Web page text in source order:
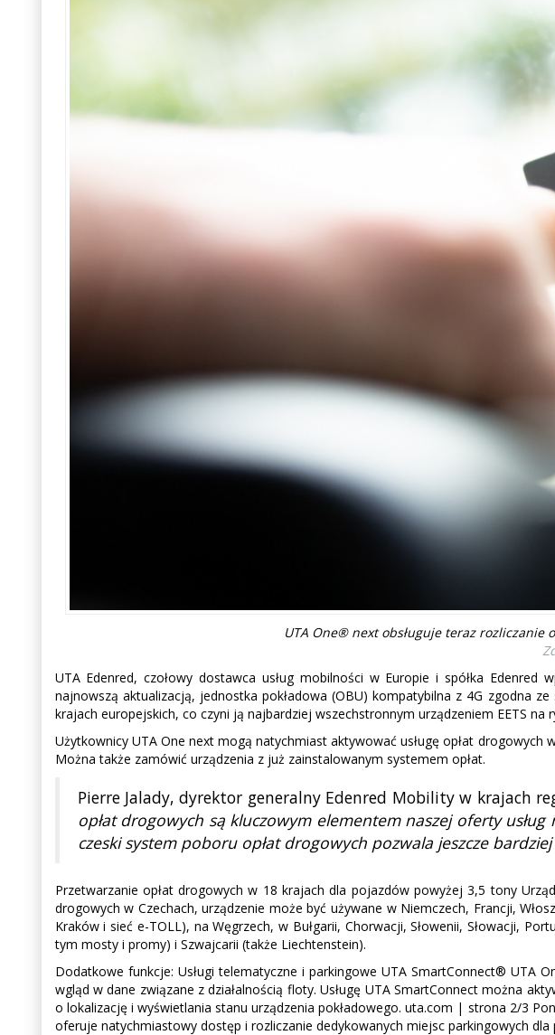
UTA One® next obsługuje teraz rozliczanie
UTA Edenred, czołowy dostawca usług mobilności w Europie i spółka
najnowszą aktualizacją, jednostka pokładowa (OBU) kompatybilna z 4G zgodna
krajach europejskich, co czyni ją najbardziej wszechstronnym urządzeniem EETS na
Użytkownicy UTA One next mogą natychmiast aktywować usługę opłat
Można także zamówić urządzenia z już zainstalowanym systemem opłat.
Pierre Jalady, dyrektor generalny Edenred Mobility w krajach
opłat drogowych są kluczowym elementem naszej oferty
czeski system poboru opłat drogowych pozwala jeszcze
Przetwarzanie opłat drogowych w 18 krajach dla pojazdów powyżej 3,5 tony
drogowych w Czechach, urządzenie może być używane w Niemczech, Francji,
Kraków i sieć e-TOLL), na Węgrzech, w Bułgarii, Chorwacji, Słowenii, Słowacji,
tym mosty i promy) i Szwajcarii (także Liechtenstein).
Dodatkowe funkcje: Usługi telematyczne i parkingowe UTA SmartConnect® UTA
wgląd w dane związane z działalnością floty. Usługę UTA SmartConnect można
o lokalizację i wyświetlania stanu urządzenia pokładowego. uta.com | strona 2/3
oferuje natychmiastowy dostęp i rozliczanie dedykowanych miejsc parkingowych